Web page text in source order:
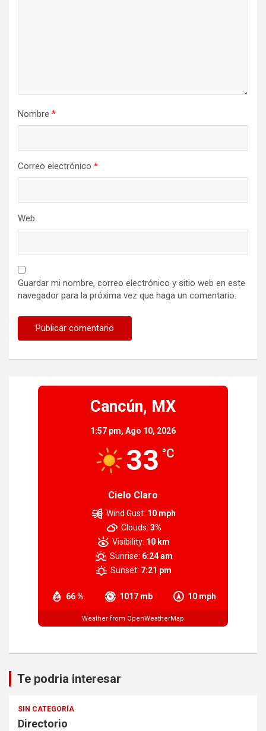
Nombre *
Correo electrónico *
Web
Guardar mi nombre, correo electrónico y sitio web en este
navegador para la próxima vez que haga un comentario.
Cancún, MX
1:57 pm, Ago 10, 2026
33 °C
Cielo Claro
66 % 1017 mb 10 mph
Wind Gust: 10 mph
Clouds: 3%
Visibility: 10 km
Sunrise: 6:24 am
Sunset: 7:21 pm
Weather from OpenWeatherMap
Te podria interesar
SIN CATEGORÍA
Directorio